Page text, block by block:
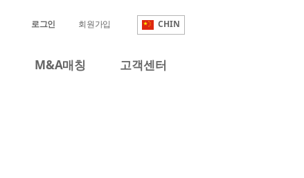
로그인 회원가입 CHIN
M&A매칭 고객센터